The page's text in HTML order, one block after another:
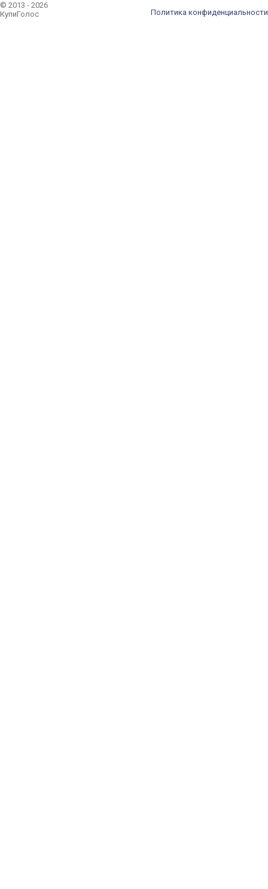
© 2013 - 2026
КупиГолос
Политика конфиденциальности